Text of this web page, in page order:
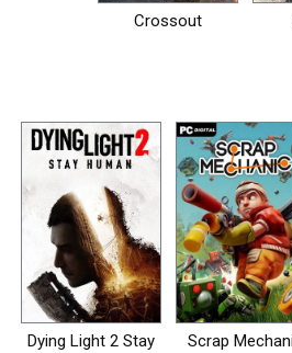
Crossout
Dying Light 2 Stay
Scrap